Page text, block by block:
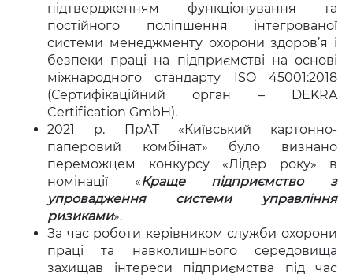
підтвердженням функціонування та
постійного поліпшення інтегрованої
системи менеджменту охорони здоров’я і
безпеки праці на підприємстві на основі
міжнародного стандарту ISO 45001:2018
(Сертифікаційний орган – DEKRA
Certification GmbH).
2021 р. ПрАТ «Київський картонно-
паперовий комбінат» було визнано
переможцем конкурсу «Лідер року» в
номінації «Краще підприємство з
упровадження системи управління
ризиками».
За час роботи керівником служби охорони
праці та навколишнього середовища
захищав інтереси підприємства під час